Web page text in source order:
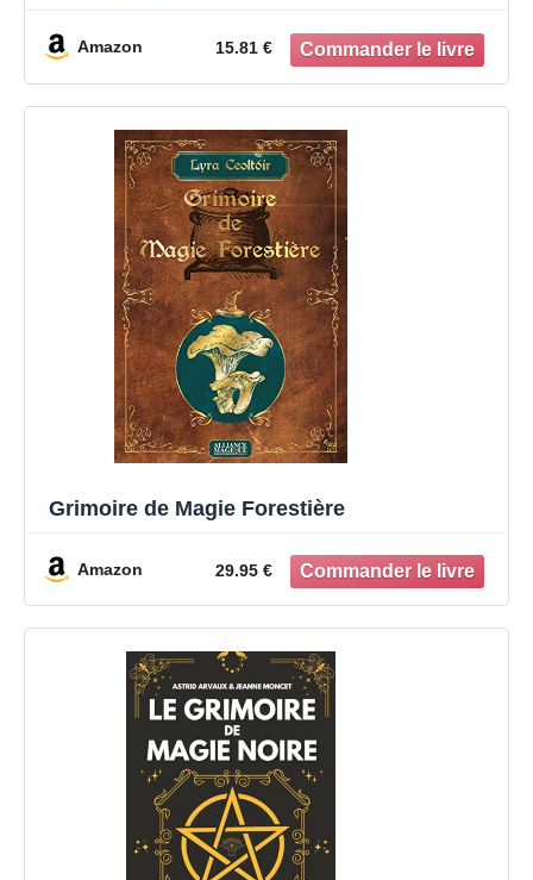
Amazon 15.81 €
Grimoire de Magie Forestière
Amazon 29.95 €